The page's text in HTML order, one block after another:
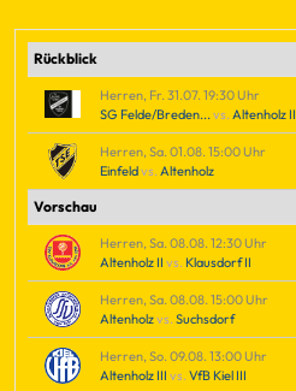
Rückblick
Herren, Fr. 31.07. 19:30 Uhr
SG Felde/Breden...vs.Altenholz II
Herren, Sa. 01.08. 15:00 Uhr
Einfeldvs.Altenholz
Vorschau
Herren, Sa. 08.08. 12:30 Uhr
Altenholz II vs. Klausdorf II
Herren, Sa. 08.08. 15:00 Uhr
Altenholzvs.Suchsdorf
Herren, So. 09.08. 13:00 Uhr
Altenholz III vs.VfB Kiel III